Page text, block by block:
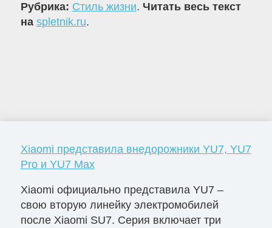
Рубрика: Стиль жизни. Читать весь текст
на spletnik.ru.
Xiaomi представила внедорожники YU7, YU7
Pro и YU7 Max
Xiaomi официально представила YU7 –
свою вторую линейку электромобилей
после Xiaomi SU7. Серия включает три